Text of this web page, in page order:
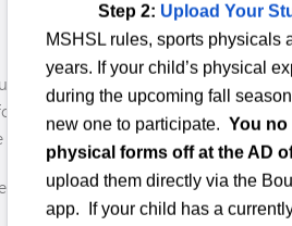
athletics and activities
student registration, scheduling,
through Bound.
complete the following steps to
Step 2: Upload Your
MSHSL rules, sports physicals
years. If your child’s physical
during the upcoming fall
new one to participate. You no
physical forms off at the AD
upload them directly via the
app. If your child has a